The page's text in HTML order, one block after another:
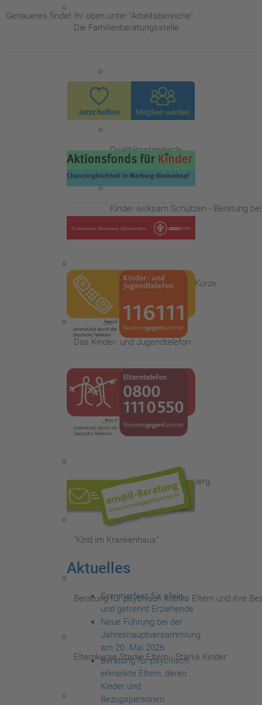
Die Familienberatungsstelle
ISEF-Beratung
Qualitätsstandards
Kinder wirksam Schützen - Beratung
Die Familienberatungsstelle - in Kürze
Das Kinder- und Jugendtelefon
Ausbildung
Spiel- und Lernstube am Richtsberg
"Kind im Krankenhaus"
Beratung für psychisch kranke Eltern und ihre
Elternkurse Starke Eltern - Starke Kinder
Genaueres findet Ihr oben unter "Arbeitsbereiche"
Aktuelles
Sommerfest für allein-
und getrennt Erziehende
Neue Führung bei der
Jahreshauptversammlung
am 20. Mai 2026
Beratung für psychisch
erkrankte Eltern, deren
Kinder und
Bezugspersonen